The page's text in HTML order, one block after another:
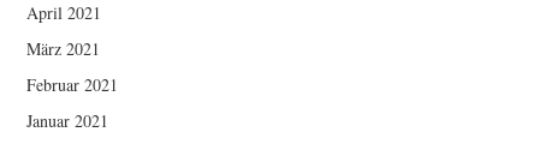
April 2021
März 2021
Februar 2021
Januar 2021